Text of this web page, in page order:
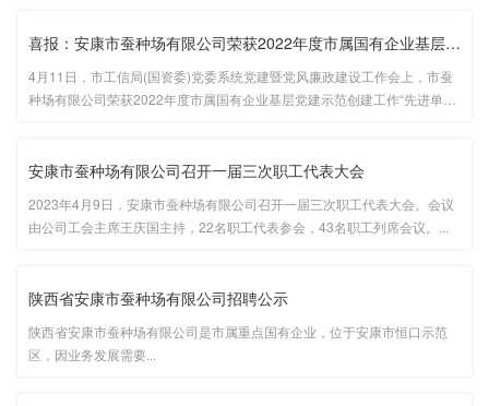
喜报：安康市蚕种场有限公司荣获2022年度市属国有企业基层党建示···
4月11日，市工信局(国资委)党委系统党建暨党风廉政建设工作会上，市蚕
种场有限公司荣获2022年度市属国有企业基层党建示范创建工作“先进单
安康市蚕种场有限公司召开一届三次职工代表大会
2023年4月9日，安康市蚕种场有限公司召开一届三次职工代表大会。会议
由公司工会主席王庆国主持，22名职工代表参会，43名职工列席会议。...
陕西省安康市蚕种场有限公司招聘公示
陕西省安康市蚕种场有限公司是市属重点国有企业，位于安康市恒口示范
区，因业务发展需要...